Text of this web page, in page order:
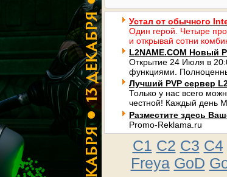
Устал от обычного
Один герой. Четыре
и открывай сотни
L2NAME.COM Новый
Открытие 24 Июля в
функциями.
Лучший PVP сервер
Только у нас всего
честной! Каждый день
Разместите здесь
Promo-Reklama.ru
C1 C2 C3 C4
Freya GoD